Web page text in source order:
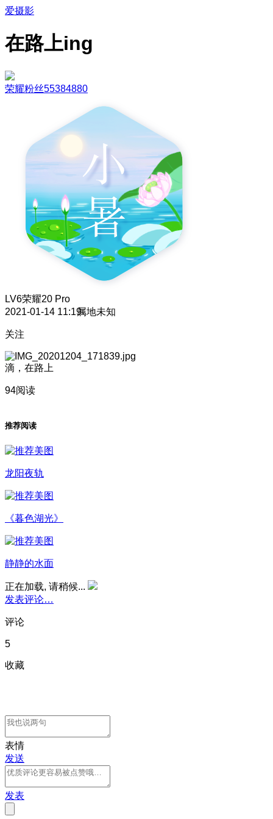
爱摄影
在路上ing
荣耀粉丝55384880
LV6荣耀20 Pro
2021-01-14 11:19属地未知
关注
滴，在路上
94阅读
推荐阅读
龙阳夜轨
《暮色湖光》
静静的水面
正在加载, 请稍候...
发表评论…
评论
5
收藏
表情
发送
发表